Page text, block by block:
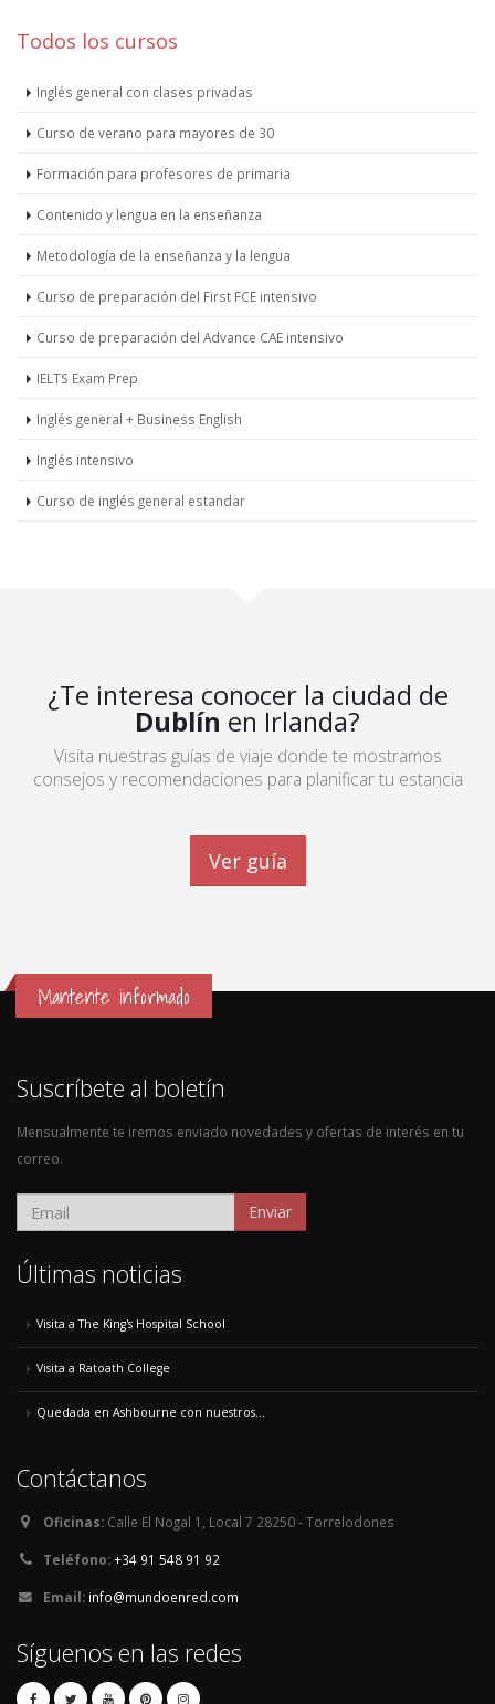
Todos los cursos
Inglés general con clases privadas
Curso de verano para mayores de 30
Formación para profesores de primaria
Contenido y lengua en la enseñanza
Metodología de la enseñanza y la lengua
Curso de preparación del First FCE intensivo
Curso de preparación del Advance CAE intensivo
IELTS Exam Prep
Inglés general + Business English
Inglés intensivo
Curso de inglés general estandar
¿Te interesa conocer la ciudad de
Dublín en Irlanda?
Visita nuestras guías de viaje donde te mostramos
consejos y recomendaciones para planificar tu estancia
Ver guía
Mantente informado
Suscríbete al boletín
Mensualmente te iremos enviado novedades y ofertas de interés en tu
correo.
Enviar
Últimas noticias
Visita a The King's Hospital School
Visita a Ratoath College
Quedada en Ashbourne con nuestros...
Contáctanos
Oficinas: Calle El Nogal 1, Local 7 28250 - Torrelodones
Teléfono:+34 91 548 91 92
Email: info@mundoenred.com
Síguenos en las redes